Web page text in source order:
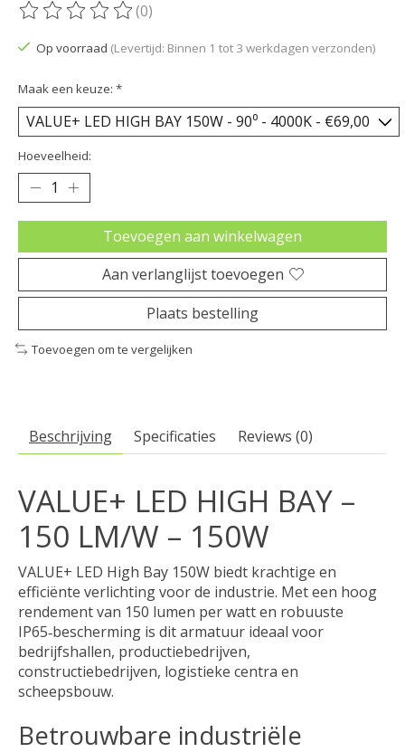
De beoordeling van dit product is
(0)
Op voorraad (Levertijd: Binnen 1 tot 3 werkdagen verzonden)
Maak een keuze: *
Hoeveelheid:
Toevoegen aan winkelwagen
Aan verlanglijst toevoegen
Plaats bestelling
Toevoegen om te vergelijken
Beschrijving Specificaties Reviews (0)
VALUE+ LED HIGH BAY –
150 LM/W – 150W
VALUE+ LED High Bay 150W biedt krachtige en
efficiënte verlichting voor de industrie. Met een hoog
rendement van 150 lumen per watt en robuuste
IP65‑bescherming is dit armatuur ideaal voor
bedrijfshallen, productiebedrijven,
constructiebedrijven, logistieke centra en
scheepsbouw.
Betrouwbare industriële